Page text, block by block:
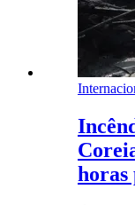
horas